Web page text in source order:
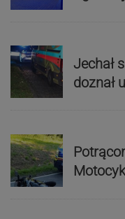
Jechał
doznał